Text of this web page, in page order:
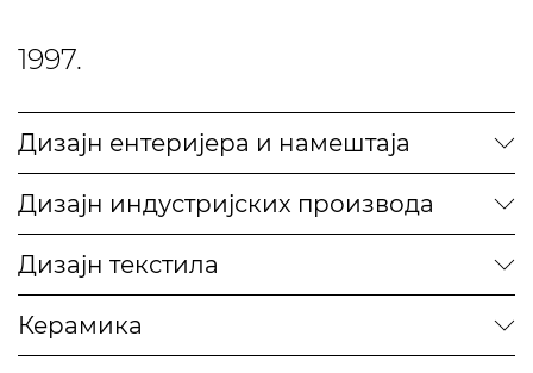
1997.
Дизајн ентеријера и намештаја
Дизајн индустријских производа
Дизајн текстила
Керамика